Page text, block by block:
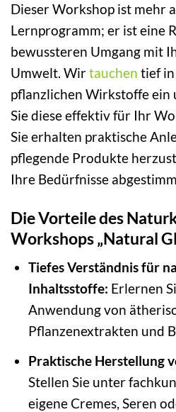
Dieser Workshop ist mehr
Lernprogramm; er ist eine
bewussteren Umgang mit
Umwelt. Wirtauchen tief
pflanzlichen Wirkstoffe ein
Sie diese effektiv für Ihr
Sie erhalten praktische
pflegende Produkte
Ihre Bedürfnisse
Die Vorteile des
Workshops „Natural
Tiefes Verständnis für
Inhaltsstoffe: Erlernen
Anwendung von
Pflanzenextrakten und
Praktische Herstellung
Stellen Sie unter
eigene Cremes, Seren